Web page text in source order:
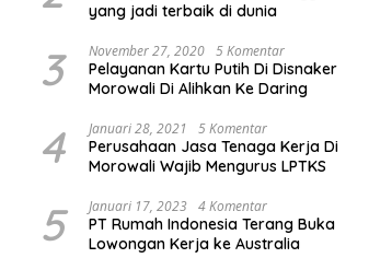
yang jadi terbaik di dunia
3 November 27, 2020 5 Komentar
Pelayanan Kartu Putih Di Disnaker
Morowali Di Alihkan Ke Daring
4 Januari 28, 2021 5 Komentar
Perusahaan Jasa Tenaga Kerja Di
Morowali Wajib Mengurus LPTKS
5 Januari 17, 2023 4 Komentar
PT Rumah Indonesia Terang Buka
Lowongan Kerja ke Australia